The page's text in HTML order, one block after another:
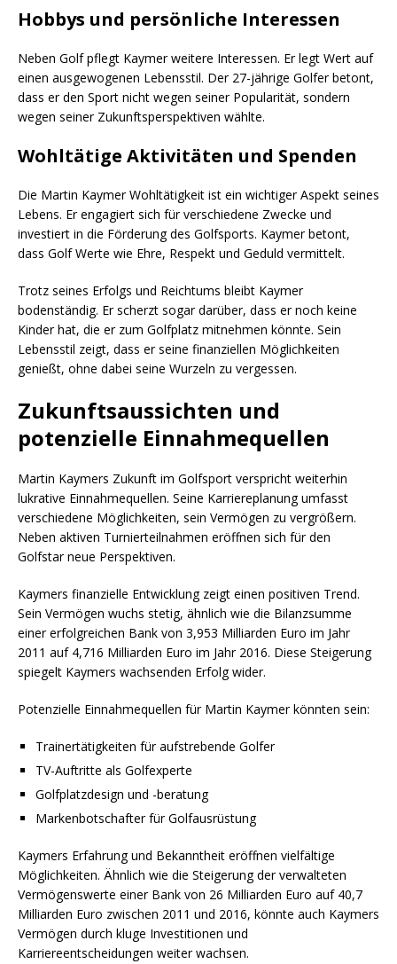
Hobbys und persönliche Interessen
Neben Golf pflegt Kaymer weitere Interessen. Er legt Wert auf
einen ausgewogenen Lebensstil. Der 27-jährige Golfer betont,
dass er den Sport nicht wegen seiner Popularität, sondern
wegen seiner Zukunftsperspektiven wählte.
Wohltätige Aktivitäten und Spenden
Die Martin Kaymer Wohltätigkeit ist ein wichtiger Aspekt seines
Lebens. Er engagiert sich für verschiedene Zwecke und
investiert in die Förderung des Golfsports. Kaymer betont,
dass Golf Werte wie Ehre, Respekt und Geduld vermittelt.
Trotz seines Erfolgs und Reichtums bleibt Kaymer
bodenständig. Er scherzt sogar darüber, dass er noch keine
Kinder hat, die er zum Golfplatz mitnehmen könnte. Sein
Lebensstil zeigt, dass er seine finanziellen Möglichkeiten
genießt, ohne dabei seine Wurzeln zu vergessen.
Zukunftsaussichten und
potenzielle Einnahmequellen
Martin Kaymers Zukunft im Golfsport verspricht weiterhin
lukrative Einnahmequellen. Seine Karriereplanung umfasst
verschiedene Möglichkeiten, sein Vermögen zu vergrößern.
Neben aktiven Turnierteilnahmen eröffnen sich für den
Golfstar neue Perspektiven.
Kaymers finanzielle Entwicklung zeigt einen positiven Trend.
Sein Vermögen wuchs stetig, ähnlich wie die Bilanzsumme
einer erfolgreichen Bank von 3,953 Milliarden Euro im Jahr
2011 auf 4,716 Milliarden Euro im Jahr 2016. Diese Steigerung
spiegelt Kaymers wachsenden Erfolg wider.
Potenzielle Einnahmequellen für Martin Kaymer könnten sein:
Trainertätigkeiten für aufstrebende Golfer
TV-Auftritte als Golfexperte
Golfplatzdesign und -beratung
Markenbotschafter für Golfausrüstung
Kaymers Erfahrung und Bekanntheit eröffnen vielfältige
Möglichkeiten. Ähnlich wie die Steigerung der verwalteten
Vermögenswerte einer Bank von 26 Milliarden Euro auf 40,7
Milliarden Euro zwischen 2011 und 2016, könnte auch Kaymers
Vermögen durch kluge Investitionen und
Karriereentscheidungen weiter wachsen.